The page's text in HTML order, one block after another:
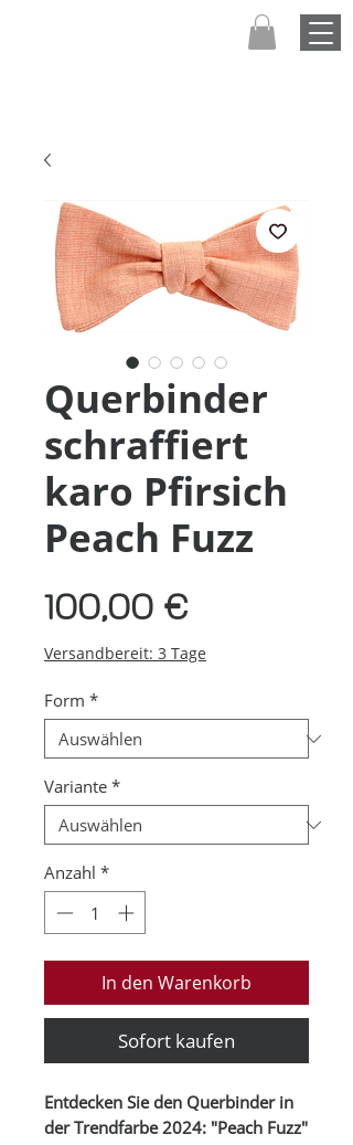
Querbinder
schraffiert
karo Pfirsich
Peach Fuzz
100,00 €Preis
Versandbereit: 3 Tage
Form *
Variante *
Anzahl *
In den Warenkorb
Sofort kaufen
Entdecken Sie den Querbinder in
der Trendfarbe 2024: "Peach Fuzz"